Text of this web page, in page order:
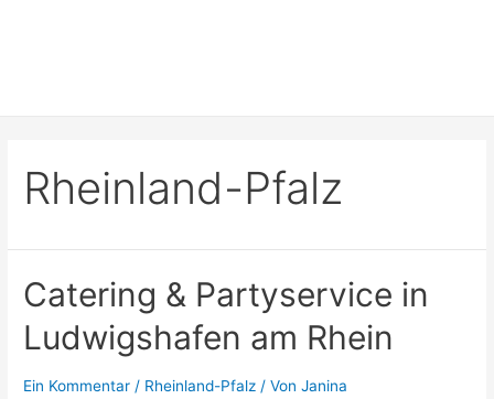
Rheinland-Pfalz
Catering & Partyservice in
Ludwigshafen am Rhein
Ein Kommentar / Rheinland-Pfalz / VonJanina